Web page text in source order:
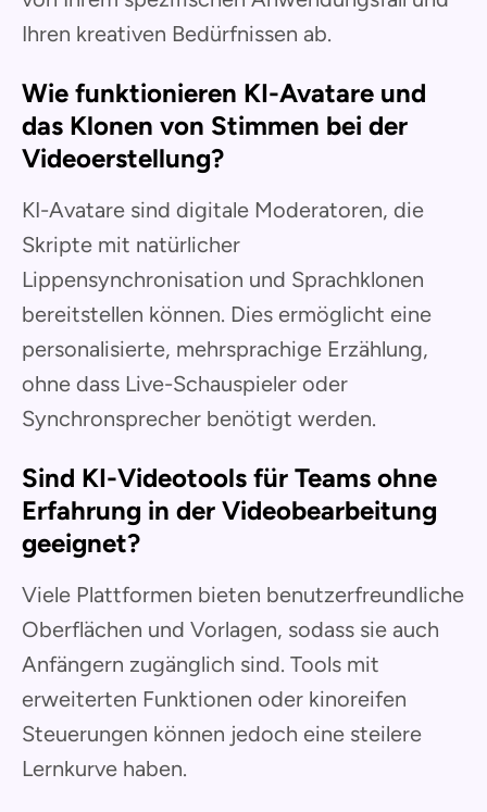
Ihren kreativen Bedürfnissen ab.
Wie funktionieren KI-Avatare und
das Klonen von Stimmen bei der
Videoerstellung?
KI-Avatare sind digitale Moderatoren, die
Skripte mit natürlicher
Lippensynchronisation und Sprachklonen
bereitstellen können. Dies ermöglicht eine
personalisierte, mehrsprachige Erzählung,
ohne dass Live-Schauspieler oder
Synchronsprecher benötigt werden.
Sind KI-Videotools für Teams ohne
Erfahrung in der Videobearbeitung
geeignet?
Viele Plattformen bieten benutzerfreundliche
Oberflächen und Vorlagen, sodass sie auch
Anfängern zugänglich sind. Tools mit
erweiterten Funktionen oder kinoreifen
Steuerungen können jedoch eine steilere
Lernkurve haben.